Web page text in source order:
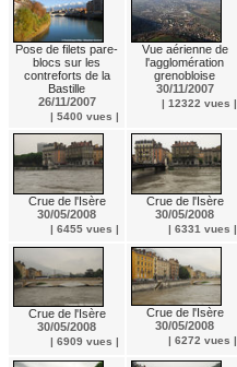
Pose de filets pare-
blocs sur les
contreforts de la
Bastille
26/11/2007
| 5400 vues |
Vue aérienne de
l'agglomération
grenobloise
30/11/2007
| 12322 vues |
Crue de l'Isère
30/05/2008
| 6455 vues |
Crue de l'Isère
30/05/2008
| 6331 vues |
Crue de l'Isère
30/05/2008
| 6909 vues |
Crue de l'Isère
30/05/2008
| 6272 vues |